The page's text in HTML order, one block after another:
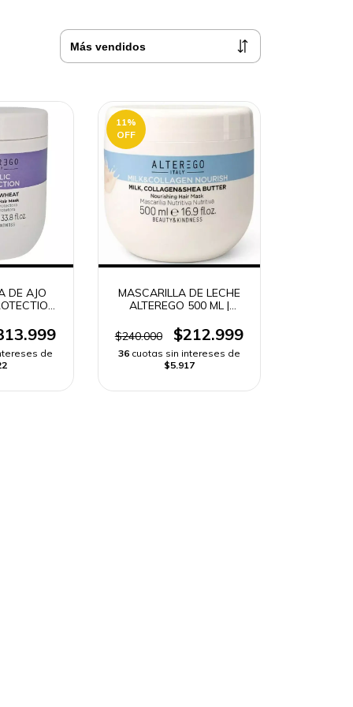
DE AJO
RÁPIDO
-
de
11%
OFF
MASCARILLA DE LECHE
ALTEREGO 500 ML |
ENVÍO RÁPIDO COLOMBIA
-
$240.000 $212.999
36 cuotas sin intereses de
$5.917